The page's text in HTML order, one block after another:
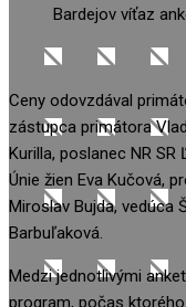
Bardejov víťaz
Ceny odovzdával
zástupca primátora
Kurilla, poslanec NR
Únie žien Eva Kučová,
Miroslav Bujda, vedúca
Barbuľaková.
Medzi jednotlivými
program, počas